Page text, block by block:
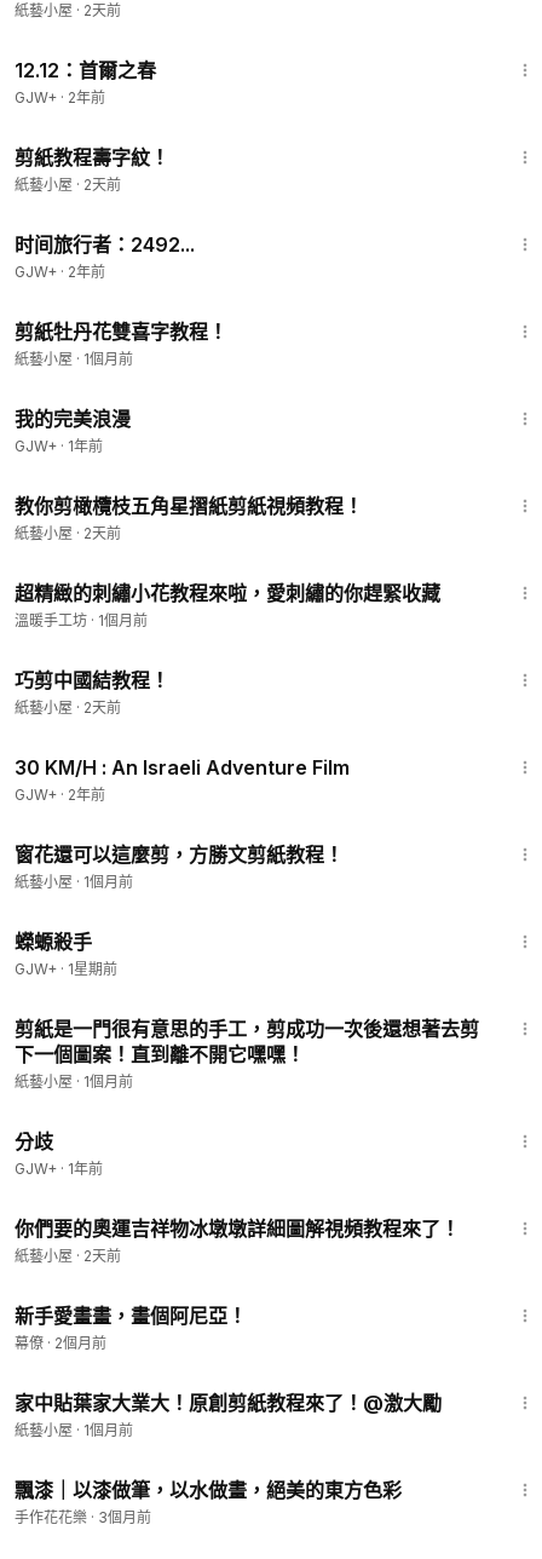
紙藝小屋 · 2天前
12.12：首爾之春
GJW+ · 2年前
剪紙教程壽字紋！
紙藝小屋 · 2天前
时间旅行者：2492...
GJW+ · 2年前
剪紙牡丹花雙喜字教程！
紙藝小屋 · 1個月前
我的完美浪漫
GJW+ · 1年前
教你剪橄欖枝五角星摺紙剪紙視頻教程！
紙藝小屋 · 2天前
超精緻的刺繡小花教程來啦，愛刺繡的你趕緊收藏
溫暖手工坊 · 1個月前
巧剪中國結教程！
紙藝小屋 · 2天前
30 KM/H : An Israeli Adventure Film
GJW+ · 2年前
窗花還可以這麼剪，方勝文剪紙教程！
紙藝小屋 · 1個月前
蠑螈殺手
GJW+ · 1星期前
剪紙是一門很有意思的手工，剪成功一次後還想著去剪
下一個圖案！直到離不開它嘿嘿！
紙藝小屋 · 1個月前
分歧
GJW+ · 1年前
你們要的奧運吉祥物冰墩墩詳細圖解視頻教程來了！
紙藝小屋 · 2天前
新手愛畫畫，畫個阿尼亞！
幕僚 · 2個月前
家中貼葉家大業大！原創剪紙教程來了！@激大勵
紙藝小屋 · 1個月前
飄漆｜以漆做筆，以水做畫，絕美的東方色彩
手作花花樂 · 3個月前